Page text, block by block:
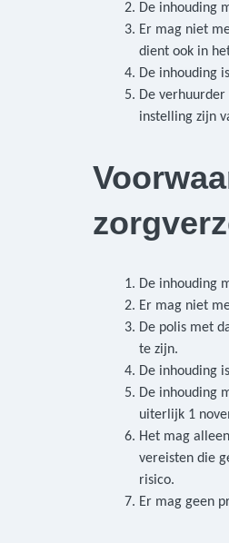
De inhouding
Er mag niet
dient ook in
De inhouding
De
instelling zijn
De inhouding
Er mag niet
De polis met
te zijn.
De inhouding
De inhouding
uiterlijk 1
Het mag
vereisten die
risico.
Er mag geen